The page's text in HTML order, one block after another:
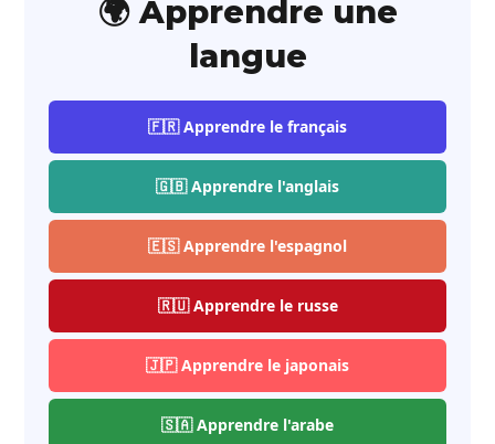
🌍 Apprendre une
langue
🇫🇷 Apprendre le français
🇬🇧 Apprendre l'anglais
🇪🇸 Apprendre l'espagnol
🇷🇺 Apprendre le russe
🇯🇵 Apprendre le japonais
🇸🇦 Apprendre l'arabe